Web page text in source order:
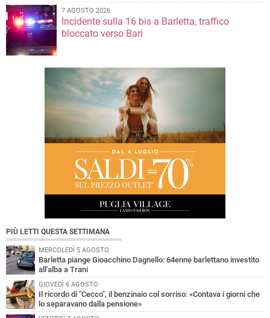
7 AGOSTO 2026
Incidente sulla 16 bis a Barletta, traffico
bloccato verso Bari
PIÙ LETTI QUESTA SETTIMANA
MERCOLEDÌ 5 AGOSTO
Barletta piange Gioacchino Dagnello: 64enne barlettano investito
all'alba a Trani
GIOVEDÌ 6 AGOSTO
Il ricordo di "Cecco", il benzinaio col sorriso: «Contava i giorni che
lo separavano dalla pensione»